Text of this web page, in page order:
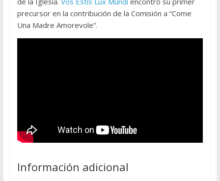
precursor en la contribución de la Comisión a “Come
Una Madre Amorevole”.
Información adicional